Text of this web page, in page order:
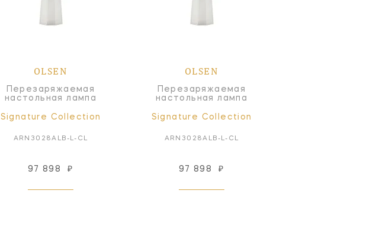
OLSEN
Перезаряжаемая
настольная лампа
Signature Collection
ARN3028ALB-L-CL
97 898 ₽
OLSEN
Перезаряжаемая
настольная лампа
Signature Collection
ARN3028ALB-L-CL
97 898 ₽